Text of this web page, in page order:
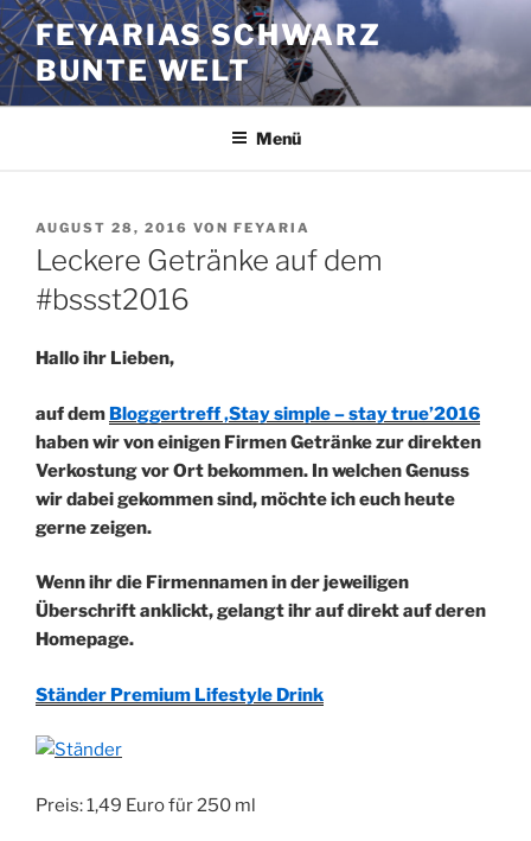
Zum
Inhalt
springen
FEYARIAS SCHWARZ
BUNTE WELT
Menü
VERÖFFENTLICHT
AM
AUGUST 28, 2016 VON FEYARIA
Leckere Getränke auf dem
#bssst2016
Hallo ihr Lieben,
auf dem Bloggertreff ‚Stay simple – stay true’2016
haben wir von einigen Firmen Getränke zur direkten
Verkostung vor Ort bekommen. In welchen Genuss
wir dabeigekommen sind, möchte ich euch heute
gerne zeigen.
Wenn ihr die Firmennamen in der jeweiligen
Überschrift anklickt, gelangt ihr auf direkt auf deren
Homepage.
Ständer Premium Lifestyle Drink
Preis: 1,49 Euro für 250 ml